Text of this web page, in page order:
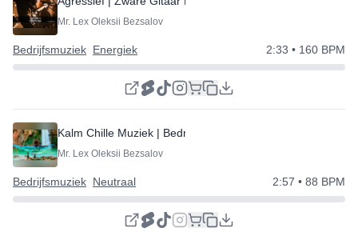
Mr. Lex Oleksii Bezsalov
Bedrijfsmuziek Energiek 2:33 • 160 BPM
Kalm Chille Muziek | Bedrijf | Presentatie
Mr. Lex Oleksii Bezsalov
Bedrijfsmuziek Neutraal 2:57 • 88 BPM